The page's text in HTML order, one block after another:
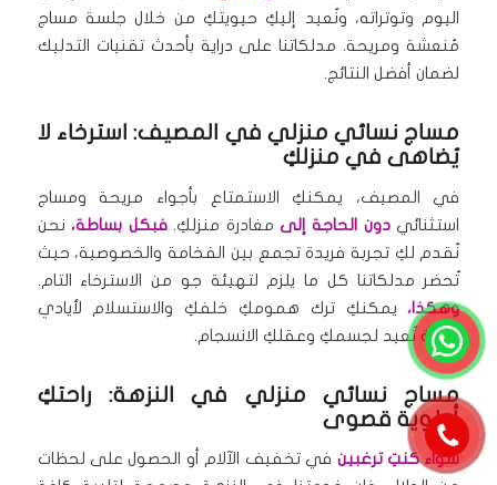
اليوم وتوتراته، ونُعيد إليكِ حيويتكِ من خلال جلسة مساج
مُنعشة ومريحة. مدلكاتنا على دراية بأحدث تقنيات التدليك
لضمان أفضل النتائج.
مساج نسائي منزلي في المصيف: استرخاء لا
يُضاهى في منزلكِ
في المصيف، يمكنكِ الاستمتاع بأجواء مريحة ومساج
استثنائيدون الحاجة إلىمغادرة منزلكِ.فبكل بساطة، نحن
نُقدم لكِ تجربة فريدة تجمع بين الفخامة والخصوصية، حيث
تُحضر مدلكاتنا كل ما يلزم لتهيئة جو من الاسترخاء التام.
وهكذا، يمكنكِ ترك همومكِ خلفكِ والاستسلام لأيادي
خبيرة تُعيد لجسمكِ وعقلكِ الانسجام.
مساج نسائي منزلي في النزهة: راحتكِ
أولوية قصوى
سواء كنتِ ترغبين في تخفيف الآلام أو الحصول على لحظات